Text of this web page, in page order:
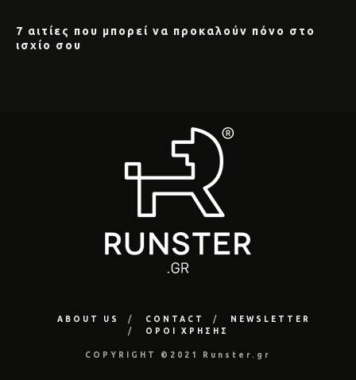
7 αιτίες που μπορεί να προκαλούν πόνο στο
ισχίο σου
ABOUT US CONTACT
NEWSLETTER
ΟΡΟΙ ΧΡΗΣΗΣ
COPYRIGHT ©2021 Runster.gr